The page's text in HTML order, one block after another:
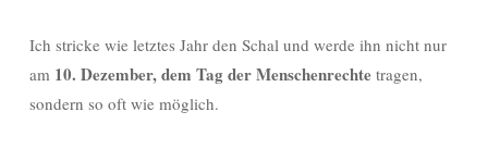
Ich stricke wie letztes Jahr den Schal und werde ihn nicht nur
am 10. Dezember, dem Tag der Menschenrechte tragen,
sondern so oft wie möglich.